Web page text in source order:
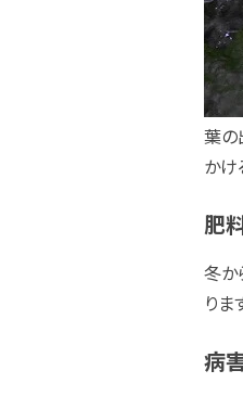
葉の
かけ
肥
冬か
りま
病